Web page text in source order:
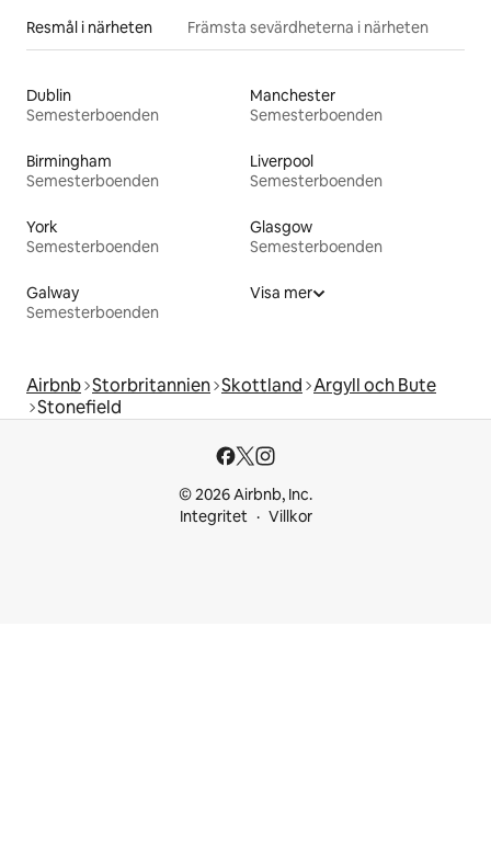
Resmål i närheten Främsta sevärdheterna i närheten
Dublin
Semesterboenden
Manchester
Semesterboenden
Birmingham
Semesterboenden
Liverpool
Semesterboenden
York
Semesterboenden
Glasgow
Semesterboenden
Galway
Semesterboenden
Visa mer
Airbnb Storbritannien Skottland Argyll och Bute
Stonefield
© 2026 Airbnb, Inc.
Integritet
Villkor